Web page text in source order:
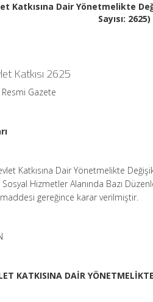
Katkısına Dair Yönetmelikte
Sayısı: 2625)
Katkısı 2625
Gazete
Katkısına Dair Yönetmelikte
Sosyal Hizmetler Alanında Bazı
gereğince karar verilmiştir.
KATKISINA DAİR